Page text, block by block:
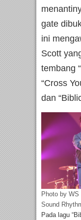
gate
ini
Scott
tembang
“Cross
dan
Photo by
Sound
Pada lagu